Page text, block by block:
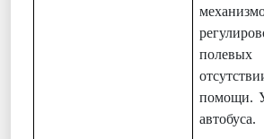
помощи.
автобуса.